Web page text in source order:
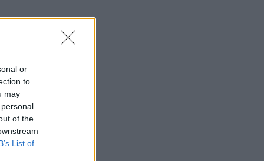
or
to
may
of the
List of